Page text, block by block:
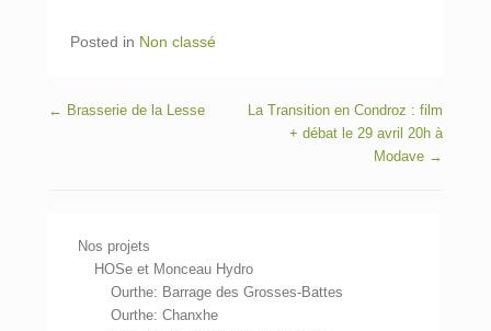
Posted in Non classé
Post navigation
← Brasserie de la Lesse
La Transition en Condroz : film
+ débat le 29 avril 20h à
Modave →
Nos projets
HOSe et Monceau Hydro
Ourthe: Barrage des Grosses-Battes
Ourthe: Chanxhe